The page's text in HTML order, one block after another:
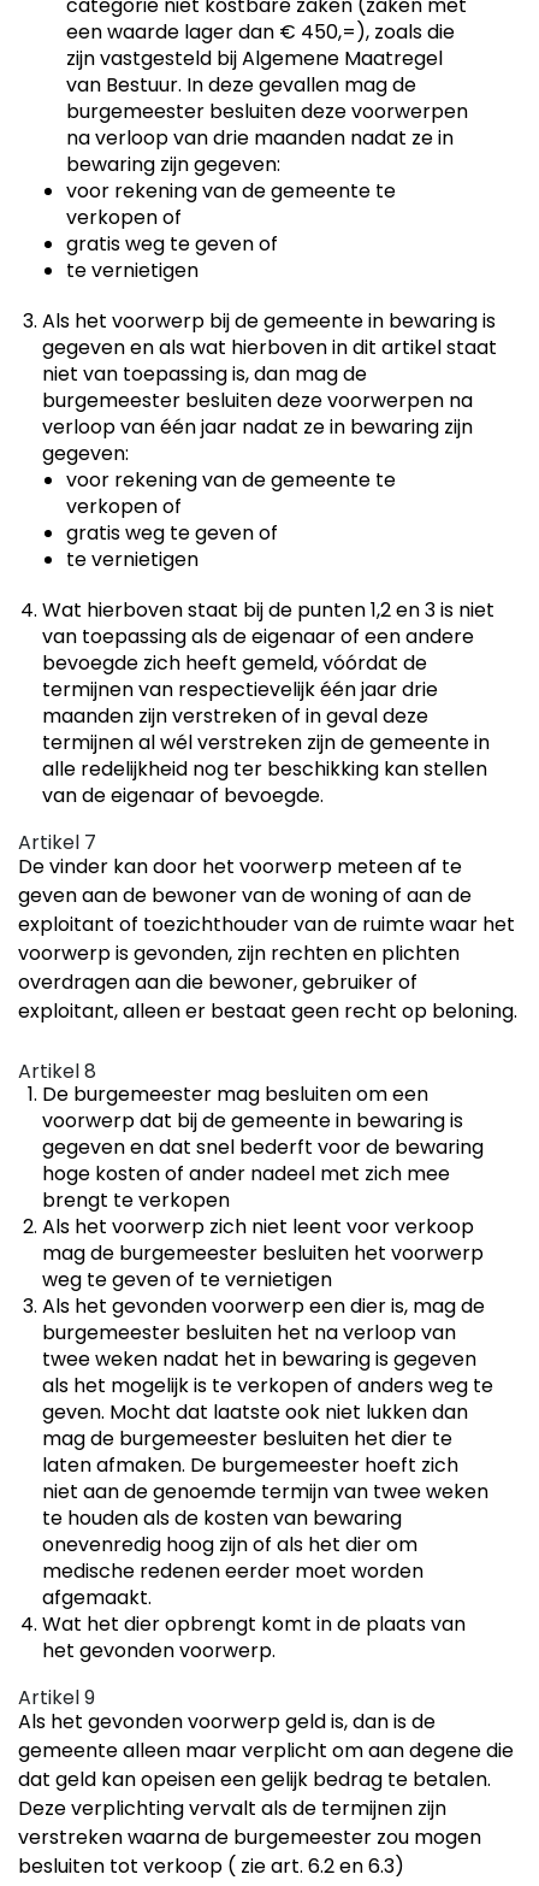
een waarde lager dan € 450,=), zoals die
zijn vastgesteld bij Algemene Maatregel
van Bestuur. In deze gevallen mag de
burgemeester besluiten deze voorwerpen
na verloop van drie maanden nadat ze in
bewaring zijn gegeven:
voor rekening van de gemeente te
verkopen of
gratis weg te geven of
te vernietigen
Als het voorwerp bij de gemeente in bewaring is
gegeven en als wat hierboven in dit artikel staat
niet van toepassing is, dan mag de
burgemeester besluiten deze voorwerpen na
verloop van één jaar nadat ze in bewaring zijn
gegeven:
voor rekening van de gemeente te
verkopen of
gratis weg te geven of
te vernietigen
Wat hierboven staat bij de punten 1,2 en 3 is niet
van toepassing als de eigenaar of een andere
bevoegde zich heeft gemeld, vóórdat de
termijnen van respectievelijk één jaar drie
maanden zijn verstreken of in geval deze
termijnen al wél verstreken zijn de gemeente in
alle redelijkheid nog ter beschikking kan stellen
van de eigenaar of bevoegde.
Artikel 7
De vinder kan door het voorwerp meteen af te
geven aan de bewoner van de woning of aan de
exploitant of toezichthouder van de ruimte waar het
voorwerp is gevonden, zijn rechten en plichten
overdragen aan die bewoner, gebruiker of
exploitant, alleen er bestaat geen recht op beloning.
Artikel 8
De burgemeester mag besluiten om een
voorwerp dat bij de gemeente in bewaring is
gegeven en dat snel bederft voor de bewaring
hoge kosten of ander nadeel met zich mee
brengt te verkopen
Als het voorwerp zich niet leent voor verkoop
mag de burgemeester besluiten het voorwerp
weg te geven of te vernietigen
Als het gevonden voorwerp een dier is, mag de
burgemeester besluiten het na verloop van
twee weken nadat het in bewaring is gegeven
als het mogelijk is te verkopen of anders weg te
geven. Mocht dat laatste ook niet lukken dan
mag de burgemeester besluiten het dier te
laten afmaken. De burgemeester hoeft zich
niet aan de genoemde termijn van twee weken
te houden als de kosten van bewaring
onevenredig hoog zijn of als het dier om
medische redenen eerder moet worden
afgemaakt.
Wat het dier opbrengt komt in de plaats van
het gevonden voorwerp.
Artikel 9
Als het gevonden voorwerp geld is, dan is de
gemeente alleen maar verplicht om aan degene die
dat geld kan opeisen een gelijk bedrag te betalen.
Deze verplichting vervalt als de termijnen zijn
verstreken waarna de burgemeester zou mogen
besluiten tot verkoop ( zie art. 6.2 en 6.3)